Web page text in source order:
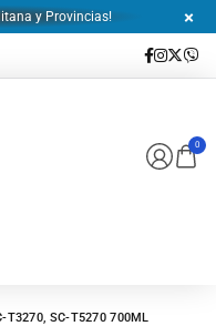
y Provincias!
0
T3270, SC-T5270 700ML